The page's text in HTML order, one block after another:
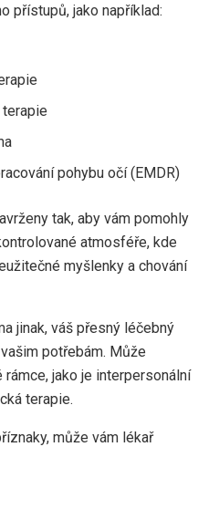
přístupů, jako například:
pohybu očí (EMDR)
tak, aby vám pomohly
atmosféře, kde
myšlenky a chování
jinak, váš přesný léčebný
potřebám. Může
jako je interpersonální
terapie.
může vám lékař